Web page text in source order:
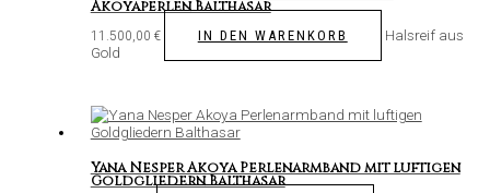
Akoyaperlen Balthasar
11.500,00 € IN DEN WARENKORB
Halsreif aus
Gold
Yana Nesper Akoya Perlenarmband mit luftigen
Goldgliedern Balthasar